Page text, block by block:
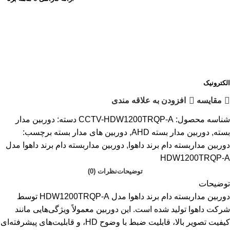
الکترونیک
مقایسه افزودن به علاقه مندی
شناسه محصول: CCTV-HDW1200TRQP-A دسته: دوربین مدار
بسته, دوربین مدار بسته AHD , دوربین های مدار بسته برچسب:
دوربین مداربسته دام برند داهوا , دوربین مداربسته دام برند داهوا مدل
HDW1200TRQP-A
توضیحاتنظرات (0)
توضیحات
دوربین مداربسته دام برند داهوا مدل HDW1200TRQP-A توسط
شرکت داهوا تولید شده است. این دوربین معمولاً ویژگی‌هایی مانند
کیفیت تصویر بالا، قابلیت ضبط با وضوح HD، و قابلیت‌های پیشرفته‌ای